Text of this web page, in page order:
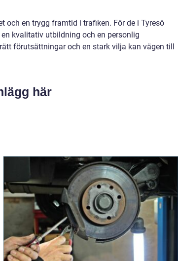
och en trygg framtid i trafiken. För de i Tyresö
kvalitativ utbildning och en personlig
förutsättningar och en stark vilja kan vägen till
här